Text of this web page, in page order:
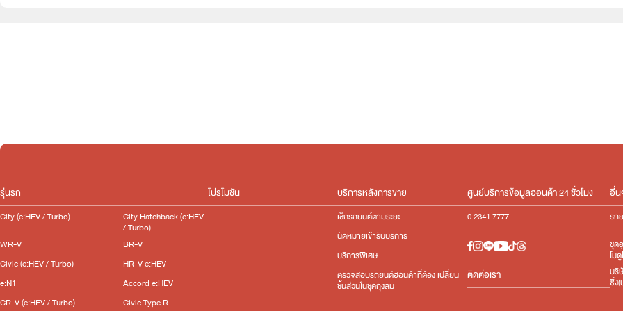
รุ่นรถ
City (e:HEV / Turbo) City Hatchback (e:HEV
/ Turbo)
WR-V
BR-V
Civic (e:HEV / Turbo)
HR-V e:HEV
e:N1
Accord e:HEV
CR-V (e:HEV / Turbo)
Civic Type R
โปรโมชัน บริการหลังการขาย
เช็กรถยนต์ตามระยะ
นัดหมายเข้ารับบริการ
บริการพิเศษ
ตรวจสอบรถยนต์ฮอนด้าที่ต้อง เปลี่ยน
ชิ้นส่วนในชุดถุงลม
ศูนย์บริการข้อมูลฮอนด้า 24 ชั่วโมง
0 2341 7777
ติดต่อเรา
อื่
รถ
ชุด
โม
บริ
ซิ่ง